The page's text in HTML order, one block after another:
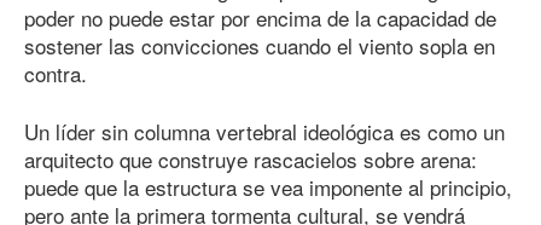
poder no puede estar por encima de la capacidad de
sostener las convicciones cuando el viento sopla en
contra.
Un líder sin columna vertebral ideológica es como un
arquitecto que construye rascacielos sobre arena:
puede que la estructura se vea imponente al principio,
pero ante la primera tormenta cultural, se vendrá